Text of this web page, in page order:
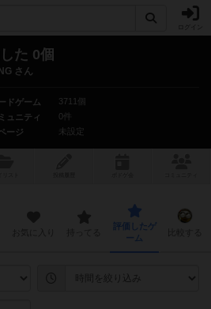
た 0個
さん
ドゲーム
3711個
ュニティ
0件
ージ
未設定
評価したゲ
ーム